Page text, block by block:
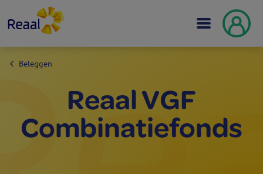
Beleggen
Reaal VGF
Combinatie­fonds